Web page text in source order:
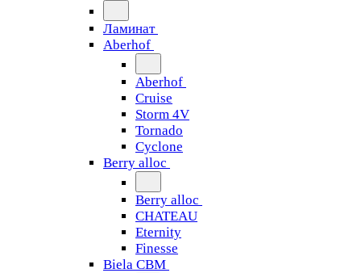
Ламинат
Aberhof
Aberhof
Cruise
Storm 4V
Tornado
Сyclone
Berry alloc
Berry alloc
CHATEAU
Eternity
Finesse
Biela CBM